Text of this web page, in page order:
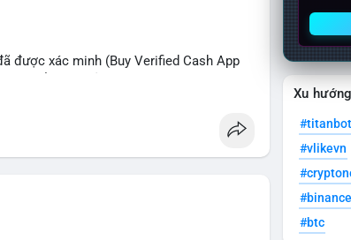
được xác minh (Buy Verified Cash App
Xu
#titanbot
#vlikevn
#btc